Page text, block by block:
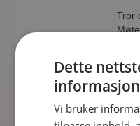
Tror
Dette
Vi bruker